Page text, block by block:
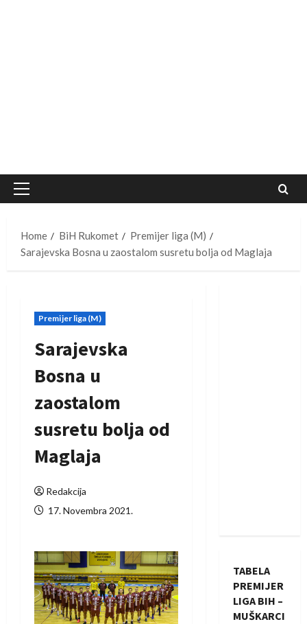
Primary
Home
BiH Rukomet
Premijer liga (M)
Sarajevska Bosna u zaostalom susretu bolja od Maglaja
Premijer liga (M)
Sarajevska
Bosna u
zaostalom
susretu bolja od
Maglaja
Redakcija
17. Novembra 2021.
TABELA
PREMIJER
LIGA BIH –
MUŠKARCI